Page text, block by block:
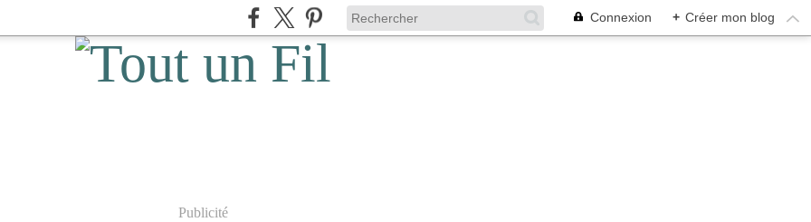
Connexion + Créer mon blog
Publicité